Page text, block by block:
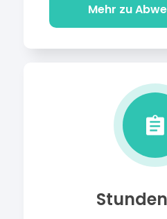
Mehr zu